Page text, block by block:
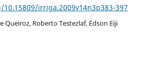
irriga.2009v14n3p383-397
Queiroz, Roberto Testezlaf, Edson Eiji